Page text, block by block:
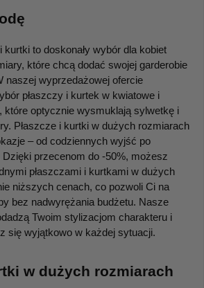
i kurtki to doskonały wybór dla kobiet
które chcą dodać swojej garderobie
naszej wyprzedażowej ofercie
płaszczy i kurtek w kwiatowe i
które optycznie wysmuklają sylwetkę i
Płaszcze i kurtki w dużych rozmiarach
– od codziennych wyjść po
przecenom do -50%, możesz
płaszczami i kurtkami w dużych
niższych cenach, co pozwoli Ci na
bez nadwyrężania budżetu. Nasze
Twoim stylizacjom charakteru i
się wyjątkowo w każdej sytuacji.
w dużych rozmiarach